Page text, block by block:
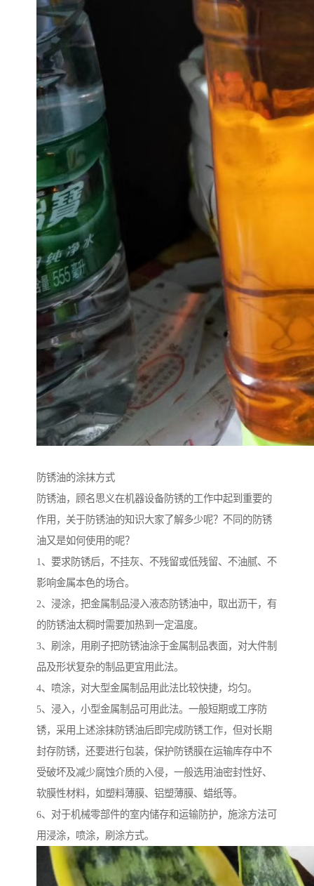
防锈油的涂抹方式
防锈油，顾名思义在机器设备防锈的工作中起到重要的
作用，关于防锈油的知识大家了解多少呢？不同的防锈
油又是如何使用的呢？
1、要求防锈后，不挂灰、不残留或低残留、不油腻、不
影响金属本色的场合。
2、浸涂，把金属制品浸入液态防锈油中，取出沥干，有
的防锈油太稠时需要加热到一定温度。
3、刷涂，用刷子把防锈油涂于金属制品表面，对大件制
品及形状复杂的制品更宜用此法。
4、喷涂，对大型金属制品用此法比较快捷，均匀。
5、浸入，小型金属制品可用此法。一般短期或工序防
锈，采用上述涂抹防锈油后即完成防锈工作，但对长期
封存防锈，还要进行包装，保护防锈膜在运输库存中不
受破坏及减少腐蚀介质的入侵，一般选用油密封性好、
软膜性材料，如塑料薄膜、铝塑薄膜、蜡纸等。
6、对于机械零部件的室内储存和运输防护，施涂方法可
用浸涂，喷涂，刷涂方式。